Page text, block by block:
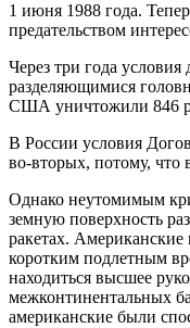
1 июня 1988 года.
предательством
Через три года
разделяющимися
США уничтожили 846
В России условия
во-вторых, потому, что
Однако неутомимым
земную поверхность
ракетах.
коротким подлетным
находиться высшее
межконтинентальных
американские были